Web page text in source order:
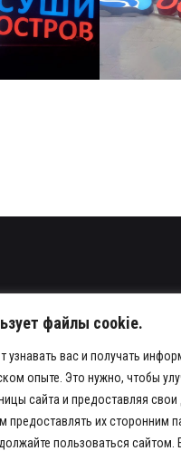
файлы cookie.
узнавать вас и получать
опыте. Это нужно, чтобы
сайта и предоставляя
предоставлять их сторонним
пользоваться сайтом.
16-16